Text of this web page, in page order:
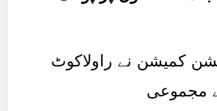
کمیشن نے راولاکوٹ